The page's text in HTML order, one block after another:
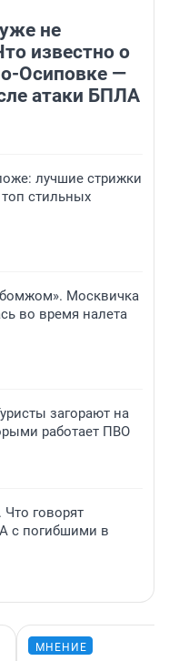
не
известно о
Осиповке —
атаки БПЛА
лучшие стрижки
стильных
Москвичка
во время налета
загорают на
работает ПВО
говорят
с погибшими в
МНЕНИЕ